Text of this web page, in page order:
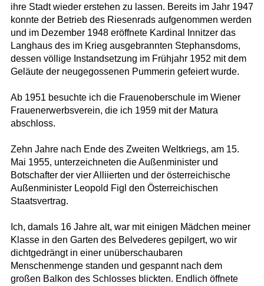
ihre Stadt wieder erstehen zu lassen. Bereits im Jahr 1947
konnte der Betrieb des Riesenrads aufgenommen werden
und im Dezember 1948 eröffnete Kardinal Innitzer das
Langhaus des im Krieg ausgebrannten Stephansdoms,
dessen völlige Instandsetzung im Frühjahr 1952 mit dem
Geläute der neugegossenen Pummerin gefeiert wurde.
Ab 1951 besuchte ich die Frauenoberschule im Wiener
Frauenerwerbsverein, die ich 1959 mit der Matura
abschloss.
Zehn Jahre nach Ende des Zweiten Weltkriegs, am 15.
Mai 1955, unterzeichneten die Außenminister und
Botschafter der vier Alliierten und der österreichische
Außenminister Leopold Figl den Österreichischen
Staatsvertrag.
Ich, damals 16 Jahre alt, war mit einigen Mädchen meiner
Klasse in den Garten des Belvederes gepilgert, wo wir
dichtgedrängt in einer unüberschaubaren
Menschenmenge standen und gespannt nach dem
großen Balkon des Schlosses blickten. Endlich öffnete